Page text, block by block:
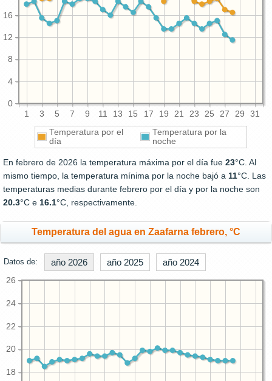
1 3 5 7 9 11 13 15 17 19 21 23 25 27 29 31
0
4
8
12
16
Temperatura por el
día
Temperatura por la
noche
En febrero de 2026 la temperatura máxima por el día fue 23°C. Al
mismo tiempo, la temperatura mínima por la noche bajó a 11°C. Las
temperaturas medias durante febrero por el día y por la noche son
20.3°C e 16.1°C, respectivamente.
Temperatura del agua en Zaafarna febrero, °C
Datos de: año 2026 año 2025 año 2024
18
20
22
24
26